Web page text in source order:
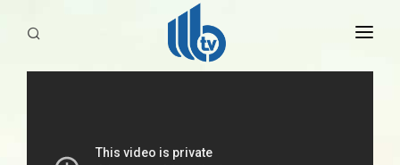
YAYINLARIMIZ